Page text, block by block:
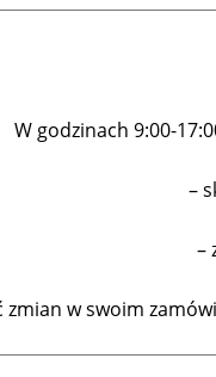
W godzinach 9:00-
–
–
zmian w swoim